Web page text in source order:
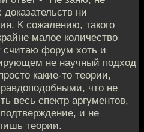
доказательств ни
К сожалению, такого
малое количество
считаю форум хоть и
не научный подход
какие-то теории,
что не
весь спектр аргументов,
и не
теории.